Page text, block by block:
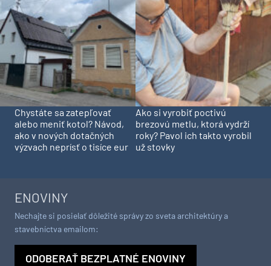
Chystáte sa zatepľovať
alebo meniť kotol? Návod,
ako v nových dotačných
výzvach neprísť o tisíce eur
Ako si vyrobiť poctivú
brezovú metlu, ktorá vydrží
roky? Pavol ich takto vyrobil
už stovky
ENOVINY
Nechajte si posielať dôležité správy zo sveta architektúry a
stavebníctva emailom:
ODOBERAŤ BEZPLATNÉ ENOVINY